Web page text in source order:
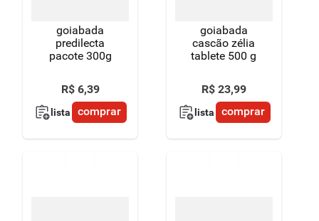
goiabada
predilecta
pacote 300g
R$ 6,39
lista comprar
goiabada
cascão zélia
tablete 500 g
R$ 23,99
lista comprar
chocolate